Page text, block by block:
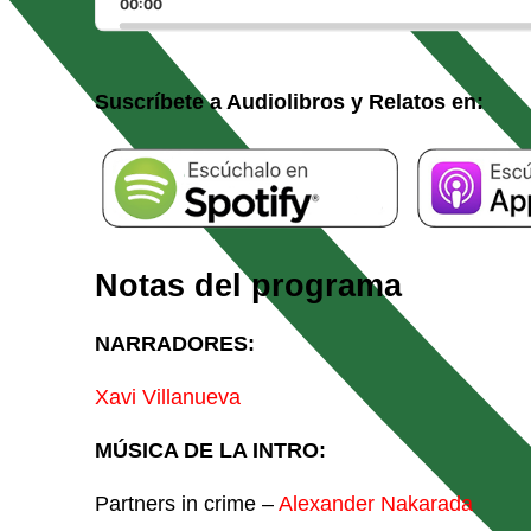
de
00:00
Suscríbete a Audiolibros y Relatos en:
Notas del programa
NARRADORES:
Xavi Villanueva
MÚSICA DE LA INTRO:
Partners in crime – Alexander Nakarada